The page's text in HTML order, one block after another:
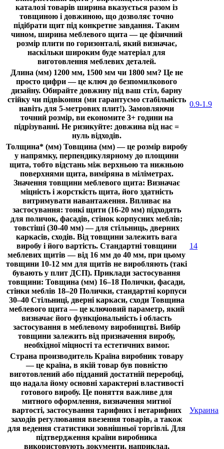
каталозі товарів ширина вказується разом із
товщиною і довжиною, що дозволяє точно
підібрати щит під конкретне завдання. Таким
чином, ширина меблевого щита — це фізичний
розмір плити по горизонталі, який визначає,
наскільки широким буде матеріал для
виготовлення меблевих деталей.
Длина (мм) 1200 мм, 1500 мм чи 1800 мм? Це не
просто цифри — це ключ до безпомилкового
дизайну. Обирайте довжину під ваш стіл, барну
стійку чи підвіконня (ми гарантуємо стабільність
навіть для 5-метрових плит!). Замовляючи
точний розмір, ви економите 3+ години на
підрізуванні. Не ризикуйте: довжина від нас =
нуль відходів.
0.9-1.9
Толщина* (мм) Товщина (мм) — це розмір виробу
у напрямку, перпендикулярному до площини
щита, тобто відстань між верхньою та нижньою
поверхнями щита, виміряна в міліметрах.
Значення товщини меблевого щита: Визначає
міцність і жорсткість щита, його здатність
витримувати навантаження. Впливає на
застосування: тонкі щити (16-20 мм) підходять
для поличок, фасадів, стінок корпусних меблів;
товстіші (30-40 мм) — для стільниць, дверних
каркасів, сходів. Від товщини залежить вага
виробу і його вартість. Стандартні товщини
меблевих щитів — від 16 мм до 40 мм, при цьому
товщини 10-12 мм для щитів не виробляють (такі
бувають у плит ДСП). Приклади застосування
товщини: Товщина (мм) 16–18 Полички, фасади,
стінки меблів 18–20 Полички, стандартні корпуси
30–40 Стільниці, дверні каркаси, сходи Товщина
меблевого щита — це ключовий параметр, який
визначає його функціональність і область
застосування в меблевому виробництві. Вибір
товщини залежить від призначення виробу,
необхідної міцності та естетичних вимог.
14
Страна производитель Країна виробник товару
— це країна, в якій товар був повністю
виготовлений або підданий достатній переробці,
що надала йому основні характерні властивості
готового виробу. Це поняття важливе для
митного оформлення, визначення митної
вартості, застосування тарифних і нетарифних
заходів регулювання ввезення товарів, а також
для ведення статистики зовнішньої торгівлі. Для
підтвердження країни виробника
використовують документи, наприклад,
Украина